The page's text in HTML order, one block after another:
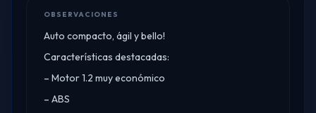
OBSERVACIONES
Auto compacto, ágil y bello!
Características destacadas:
– Motor 1.2 muy económico
– ABS